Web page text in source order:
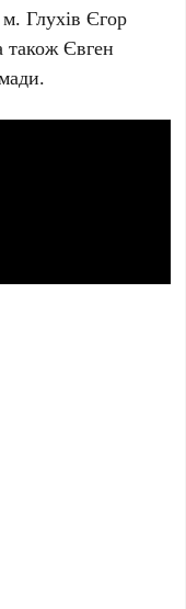
Глухів Єгор
Євген